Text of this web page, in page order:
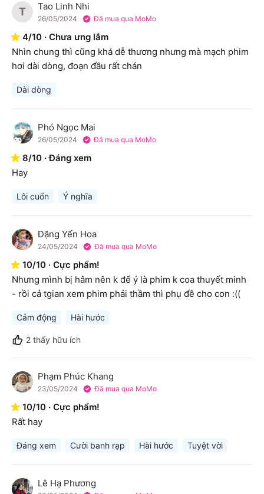
T Tao Linh Nhi
26/05/2024 Đã mua qua MoMo
4/10 · Chưa ưng lắm
Nhìn chung thì cũng khá dễ thương nhưng mà mạch phim
hơi dài dòng, đoạn đầu rất chán
Dài dòng
P Phó Ngọc Mai
26/05/2024 Đã mua qua MoMo
8/10 ·Đáng xem
Hay
Lôi cuốn Ý nghĩa
Đ Đặng Yến Hoa
24/05/2024 Đã mua qua MoMo
10/10 · Cực phẩm!
Nhưng mình bị hâm nên k để ý là phim k coa thuyết minh
- rồi cả tgian xem phim phải thầm thì phụ đề cho con :((
Cảm động Hài hước
2 thấy hữu ích
P Phạm Phúc Khang
23/05/2024 Đã mua qua MoMo
10/10 · Cực phẩm!
Rất hay
Đáng xem Cười banh rạp Hài hước Tuyệt vời
L Lê Hạ Phương